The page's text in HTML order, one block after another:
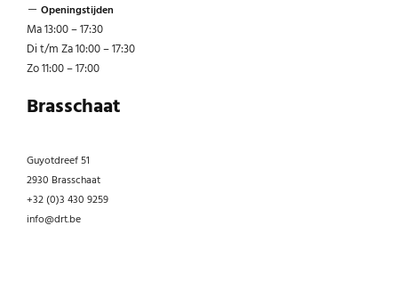
Openingstijden
Ma 13:00 – 17:30
Di t/m Za 10:00 – 17:30
Zo 11:00 – 17:00
Brasschaat
Guyotdreef 51
2930 Brasschaat
+32 (0)3 430 9259
info@drt.be